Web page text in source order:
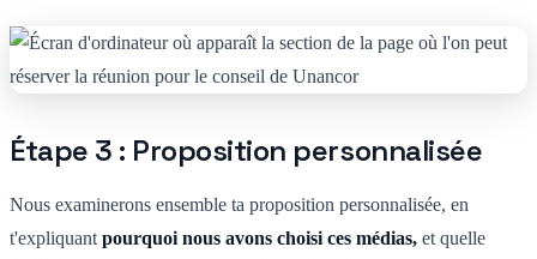
Étape 3 : Proposition personnalisée
Nous examinerons ensemble ta proposition personnalisée, en
t'expliquant pourquoi nous avons choisi ces médias, et quelle